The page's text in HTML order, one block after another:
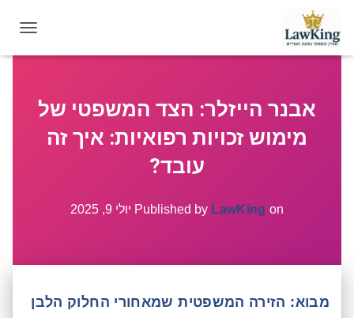
O
אבנר הייזלר: הצד המשפטי של
מימוש זכויות רפואיות: איך זה
עובד?
Published by LawKing on יולי 9, 2025
מבוא: הזירה המשפטית שמאחורי החלוק הלבן